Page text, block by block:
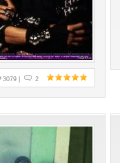
3079 | 2